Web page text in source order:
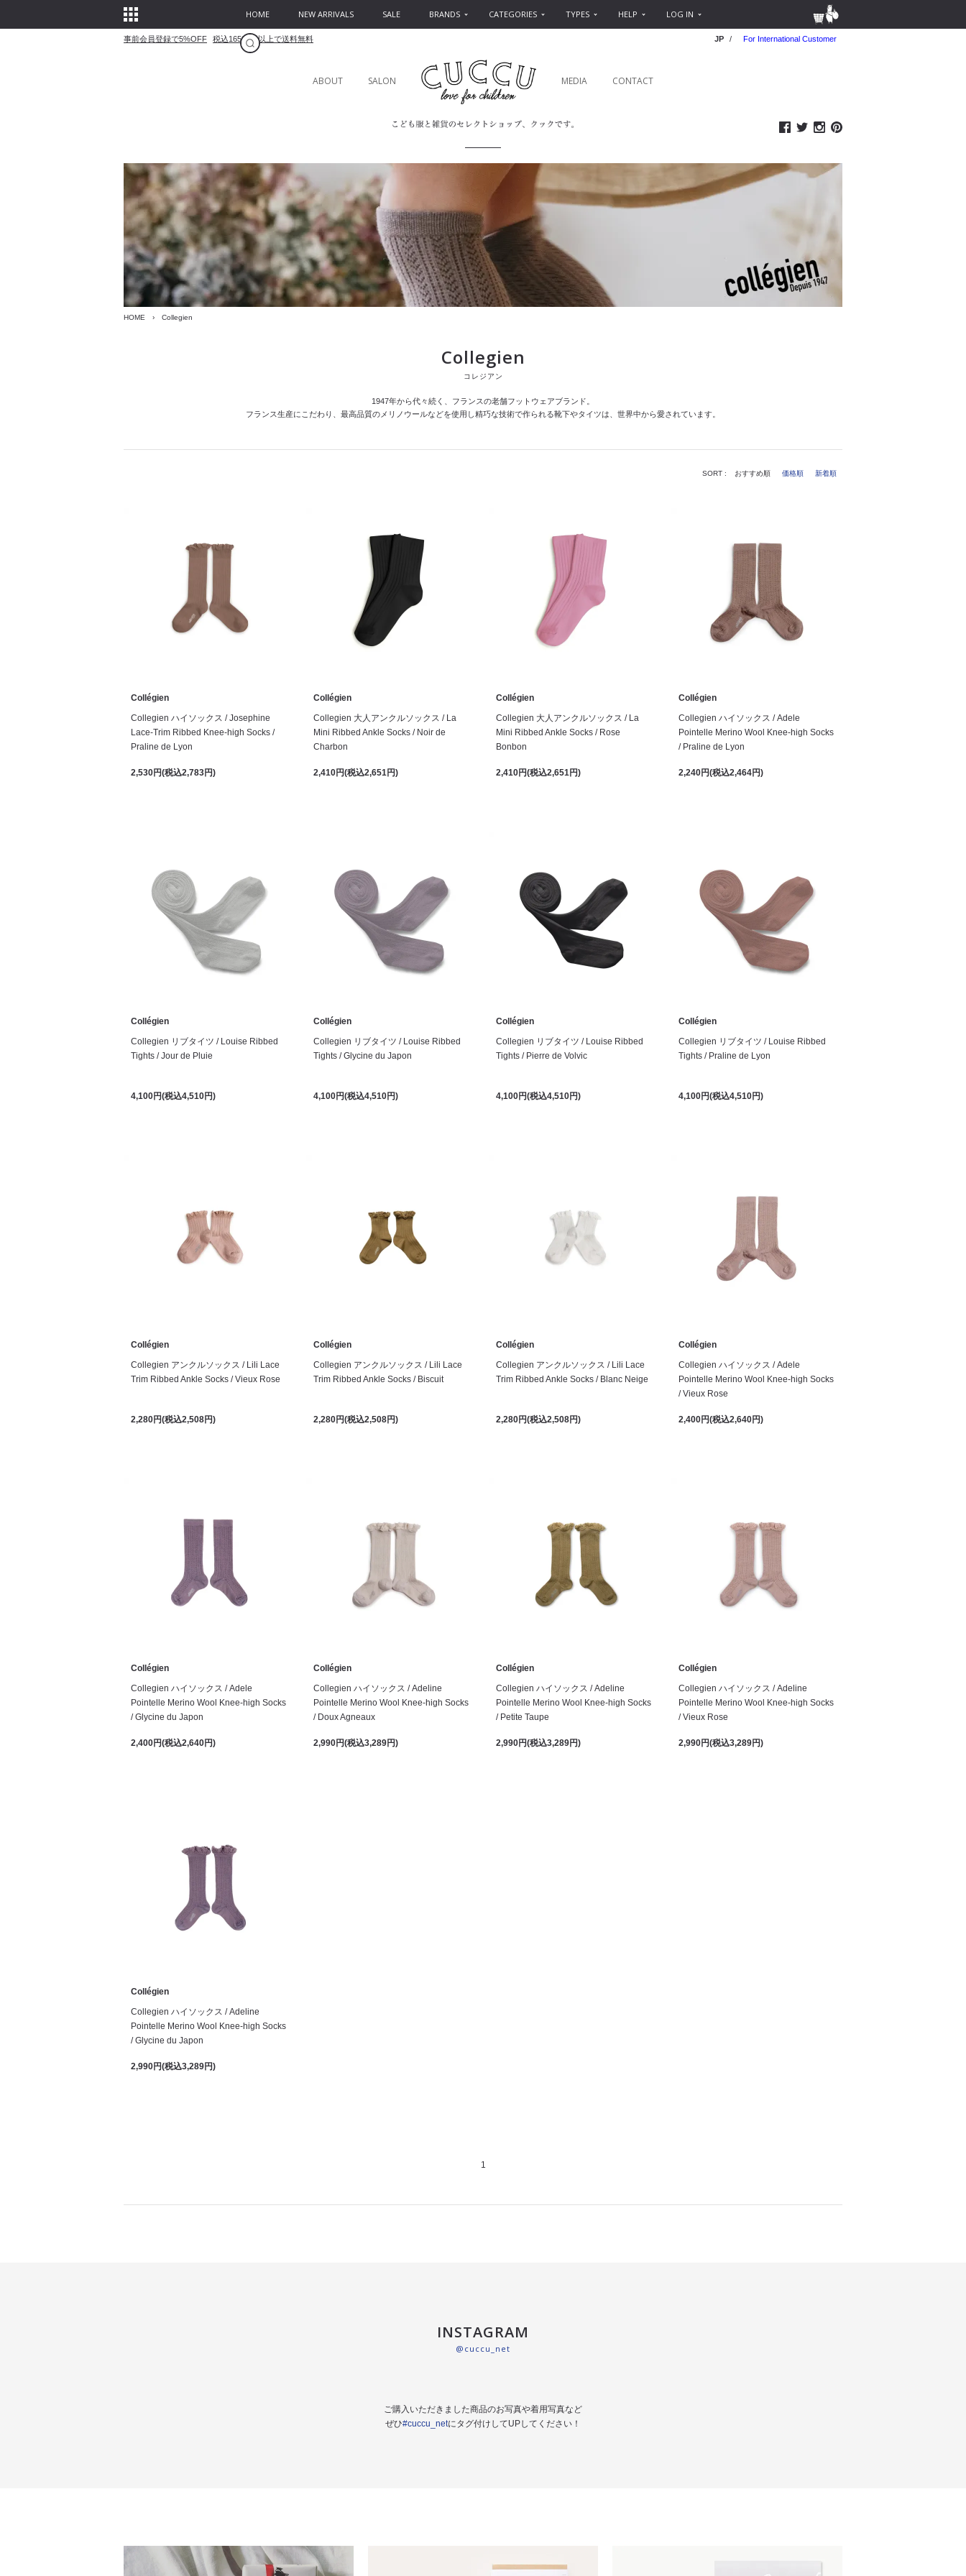
HOME NEW ARRIVALS SALE BRANDS CATEGORIES TYPES HELP LOG IN
事前会員登録で5%OFF 税込16500円以上で送料無料 JP / For International Customer
ABOUT SALON MEDIA CONTACT
HOME › Collegien
Collegien
コレジアン
1947年から代々続く、フランスの老舗フットウェアブランド。
フランス生産にこだわり、最高品質のメリノウールなどを使用し精巧な技術で作られる靴下やタイツは、世界中から愛されています。
SORT : おすすめ順 価格順 新着順
Collégien
Collegien ハイソックス / Josephine
Lace-Trim Ribbed Knee-high Socks /
Praline de Lyon
2,530円(税込2,783円)
Collégien
Collegien 大人アンクルソックス / La
Mini Ribbed Ankle Socks / Noir de
Charbon
2,410円(税込2,651円)
Collégien
Collegien 大人アンクルソックス / La
Mini Ribbed Ankle Socks / Rose
Bonbon
2,410円(税込2,651円)
Collégien
Collegien ハイソックス / Adele
Pointelle Merino Wool Knee-high Socks
/ Praline de Lyon
2,240円(税込2,464円)
Collégien
Collegien リブタイツ / Louise Ribbed
Tights / Jour de Pluie
4,100円(税込4,510円)
Collégien
Collegien リブタイツ / Louise Ribbed
Tights / Glycine du Japon
4,100円(税込4,510円)
Collégien
Collegien リブタイツ / Louise Ribbed
Tights / Pierre de Volvic
4,100円(税込4,510円)
Collégien
Collegien リブタイツ / Louise Ribbed
Tights / Praline de Lyon
4,100円(税込4,510円)
Collégien
Collegien アンクルソックス / Lili Lace
Trim Ribbed Ankle Socks / Vieux Rose
2,280円(税込2,508円)
Collégien
Collegien アンクルソックス / Lili Lace
Trim Ribbed Ankle Socks / Biscuit
2,280円(税込2,508円)
Collégien
Collegien アンクルソックス / Lili Lace
Trim Ribbed Ankle Socks / Blanc Neige
2,280円(税込2,508円)
Collégien
Collegien ハイソックス / Adele
Pointelle Merino Wool Knee-high Socks
/ Vieux Rose
2,400円(税込2,640円)
Collégien
Collegien ハイソックス / Adele
Pointelle Merino Wool Knee-high Socks
/ Glycine du Japon
2,400円(税込2,640円)
Collégien
Collegien ハイソックス / Adeline
Pointelle Merino Wool Knee-high Socks
/ Doux Agneaux
2,990円(税込3,289円)
Collégien
Collegien ハイソックス / Adeline
Pointelle Merino Wool Knee-high Socks
/ Petite Taupe
2,990円(税込3,289円)
Collégien
Collegien ハイソックス / Adeline
Pointelle Merino Wool Knee-high Socks
/ Vieux Rose
2,990円(税込3,289円)
Collégien
Collegien ハイソックス / Adeline
Pointelle Merino Wool Knee-high Socks
/ Glycine du Japon
2,990円(税込3,289円)
1
INSTAGRAM
@cuccu_net
ご購入いただきました商品のお写真や着用写真など
ぜひ#cuccu_netにタグ付けしてUPしてください！